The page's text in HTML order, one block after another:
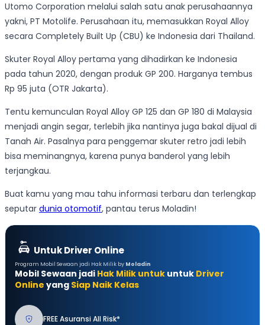
Utomo Corporation melalui salah satu anak perusahaannya
yakni, PT Motolife. Perusahaan itu, memasukkan Royal Alloy
secara Completely Built Up (CBU) ke Indonesia dari Thailand.
Skuter Royal Alloy pertama yang dihadirkan ke Indonesia
pada tahun 2020, dengan produk GP 200. Harganya tembus
Rp 95 juta (OTR Jakarta).
Tentu kemunculan Royal Alloy GP 125 dan GP 180 di Malaysia
menjadi angin segar, terlebih jika nantinya juga bakal dijual di
Tanah Air. Pasalnya para penggemar skuter retro jadi lebih
bisa meminangnya, karena punya banderol yang lebih
terjangkau.
Buat kamu yang mau tahu informasi terbaru dan terlengkap
seputar dunia otomotif, pantau terus Moladin!
Untuk Driver Online
Program Mobil Sewaan jadi Hak Milik by Moladin
Mobil Sewaan jadi Hak Milik untuk untuk Driver
Online yang Siap Naik Kelas
FREE Asuransi All Risk*